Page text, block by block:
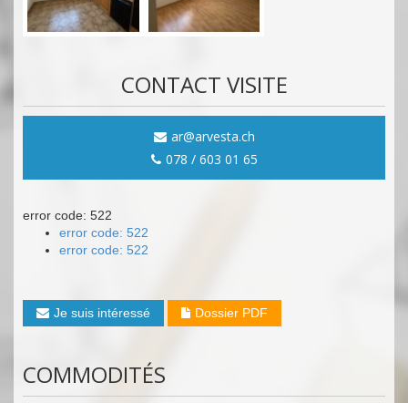
CONTACT VISITE
ar@arvesta.ch
078 / 603 01 65
error code: 522
error code: 522
error code: 522
Je suis intéressé Dossier PDF
COMMODITÉS